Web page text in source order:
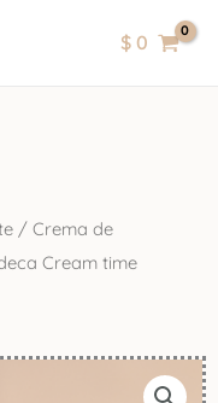
$0
/ Crema de
Cream time